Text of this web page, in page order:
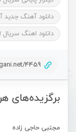
برگزیده‌های
مجتبی حاجی زاده
دانلود آهنگ جدید
دانلود اهنگ سریال
4459